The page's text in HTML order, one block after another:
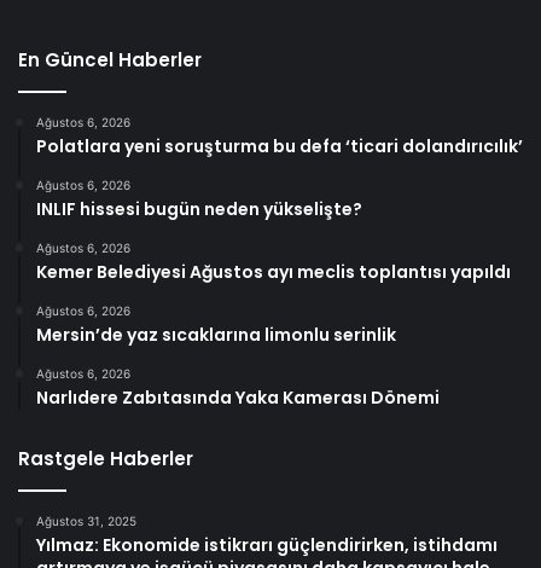
En Güncel Haberler
Ağustos 6, 2026
Polatlara yeni soruşturma bu defa ‘ticari dolandırıcılık’
Ağustos 6, 2026
INLIF hissesi bugün neden yükselişte?
Ağustos 6, 2026
Kemer Belediyesi Ağustos ayı meclis toplantısı yapıldı
Ağustos 6, 2026
Mersin’de yaz sıcaklarına limonlu serinlik
Ağustos 6, 2026
Narlıdere Zabıtasında Yaka Kamerası Dönemi
Rastgele Haberler
Ağustos 31, 2025
Yılmaz: Ekonomide istikrarı güçlendirirken, istihdamı